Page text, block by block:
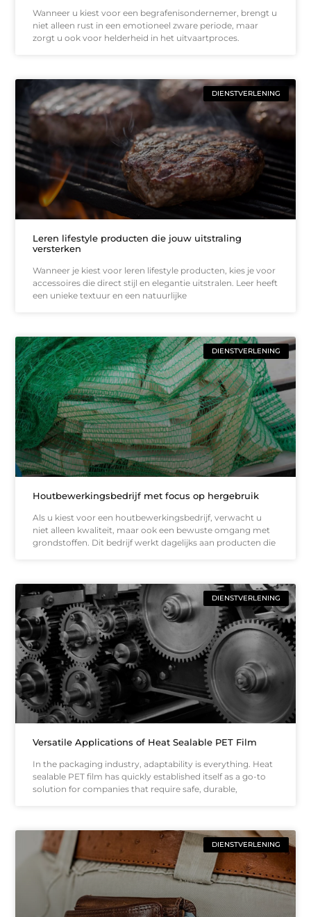
Wanneer u kiest voor een begrafenisondernemer, brengt u
niet alleen rust in een emotioneel zware periode, maar
zorgt u ook voor helderheid in het uitvaartproces.
DIENSTVERLENING
Leren lifestyle producten die jouw uitstraling
versterken
Wanneer je kiest voor leren lifestyle producten, kies je voor
accessoires die direct stijl en elegantie uitstralen. Leer heeft
een unieke textuur en een natuurlijke
DIENSTVERLENING
Houtbewerkingsbedrijf met focus op hergebruik
Als u kiest voor een houtbewerkingsbedrijf, verwacht u
niet alleen kwaliteit, maar ook een bewuste omgang met
grondstoffen. Dit bedrijf werkt dagelijks aan producten die
DIENSTVERLENING
Versatile Applications of Heat Sealable PET Film
In the packaging industry, adaptability is everything. Heat
sealable PET film has quickly established itself as a go-to
solution for companies that require safe, durable,
DIENSTVERLENING